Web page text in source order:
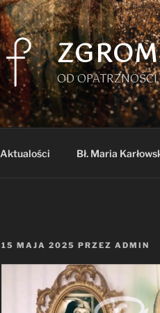
OD OPATRZNOŚCI
Aktualości Bł. Maria
OPUBLIKOWANE
15 MAJA 2025 PRZEZ ADMIN